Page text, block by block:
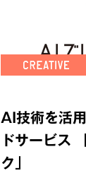
AI技術を活
ドサービス
ク」